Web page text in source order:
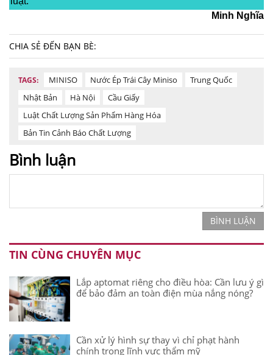
Minh Nghĩa
CHIA SẺ ĐẾN BẠN BÈ:
TAGS: MINISO Nước Ép Trái Cây Miniso
Trung Quốc
Nhật Bản
Hà Nội
Cầu Giấy
Luật Chất Lượng Sản Phẩm Hàng Hóa
Bản Tin Cảnh Báo Chất Lượng
Bình luận
BÌNH LUẬN
TIN CÙNG CHUYÊN MỤC
Lắp aptomat riêng cho điều hòa: Cần lưu ý gì
để bảo đảm an toàn điện mùa nắng nóng?
Cần xử lý hình sự thay vì chỉ phạt hành
chính trong lĩnh vực thẩm mỹ